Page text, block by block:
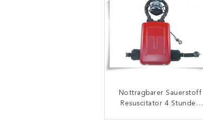
Zuverlässiger
medizinischer Sauerstoff-
Nottragbarer Sauerstoff
Resuscitator 4 Stunden